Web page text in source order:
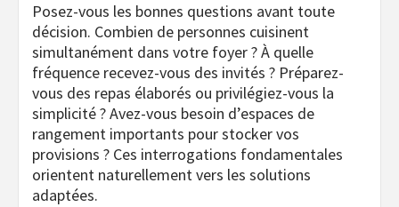
Posez-vous les bonnes questions avant toute
décision. Combien de personnes cuisinent
simultanément dans votre foyer ? À quelle
fréquence recevez-vous des invités ? Préparez-
vous des repas élaborés ou privilégiez-vous la
simplicité ? Avez-vous besoin d’espaces de
rangement importants pour stocker vos
provisions ? Ces interrogations fondamentales
orientent naturellement vers les solutions
adaptées.